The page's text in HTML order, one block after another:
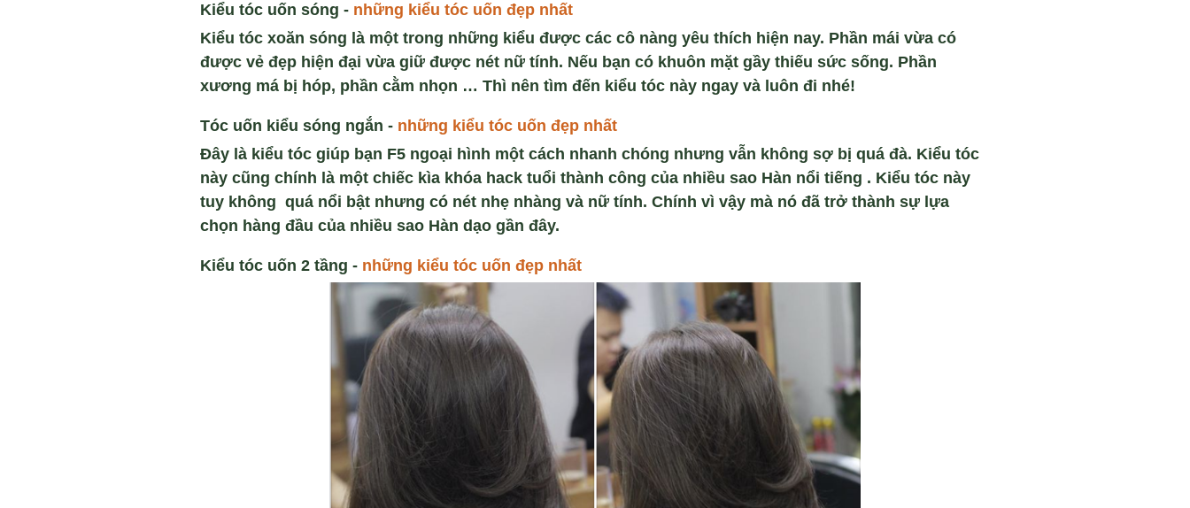
Kiểu tóc uốn sóng - những kiểu tóc uốn đẹp nhất
Kiểu tóc xoăn sóng là một trong những kiểu được các cô nàng yêu thích hiện nay. Phần mái vừa có
được vẻ đẹp hiện đại vừa giữ được nét nữ tính. Nếu bạn có khuôn mặt gầy thiếu sức sống. Phần
xương má bị hóp, phần cằm nhọn … Thì nên tìm đến kiểu tóc này ngay và luôn đi nhé!
Tóc uốn kiểu sóng ngắn - những kiểu tóc uốn đẹp nhất
Đây là kiểu tóc giúp bạn F5 ngoại hình một cách nhanh chóng nhưng vẫn không sợ bị quá đà. Kiểu tóc
này cũng chính là một chiếc kìa khóa hack tuổi thành công của nhiều sao Hàn nổi tiếng . Kiểu tóc này
tuy không quá nổi bật nhưng có nét nhẹ nhàng và nữ tính. Chính vì vậy mà nó đã trở thành sự lựa
chọn hàng đầu của nhiều sao Hàn dạo gần đây.
Kiểu tóc uốn 2 tầng - những kiểu tóc uốn đẹp nhất